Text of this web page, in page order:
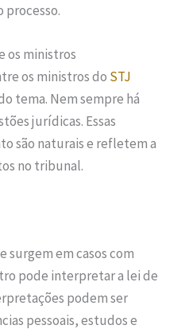
processo.
os ministros
os ministros do STJ
tema. Nem sempre há
jurídicas. Essas
são naturais e refletem a
no tribunal.
surgem em casos com
pode interpretar a lei de
podem ser
pessoais, estudos e